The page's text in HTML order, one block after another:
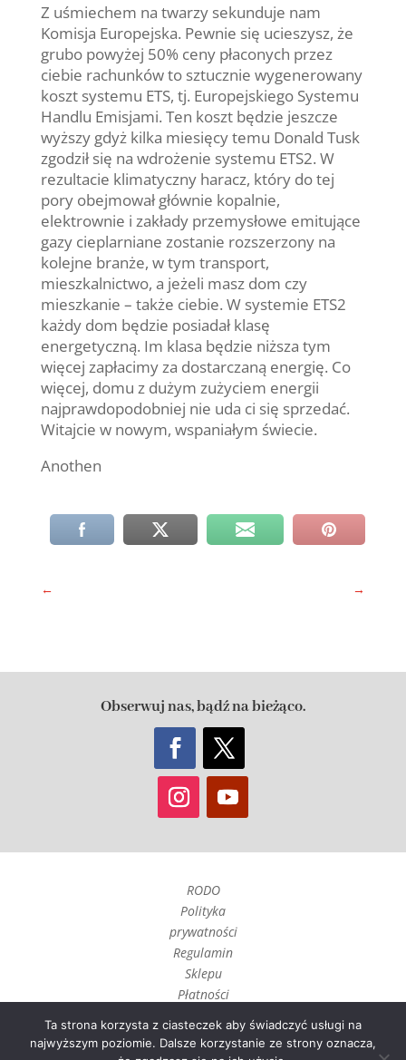
Z uśmiechem na twarzy sekunduje nam
Komisja Europejska. Pewnie się ucieszysz, że
grubo powyżej 50% ceny płaconych przez
ciebie rachunków to sztucznie wygenerowany
koszt systemu ETS, tj. Europejskiego Systemu
Handlu Emisjami. Ten koszt będzie jeszcze
wyższy gdyż kilka miesięcy temu Donald Tusk
zgodził się na wdrożenie systemu ETS2. W
rezultacie klimatyczny haracz, który do tej
pory obejmował głównie kopalnie,
elektrownie i zakłady przemysłowe emitujące
gazy cieplarniane zostanie rozszerzony na
kolejne branże, w tym transport,
mieszkalnictwo, a jeżeli masz dom czy
mieszkanie – także ciebie. W systemie ETS2
każdy dom będzie posiadał klasę
energetyczną. Im klasa będzie niższa tym
więcej zapłacimy za dostarczaną energię. Co
więcej, domu z dużym zużyciem energii
najprawdopodobniej nie uda ci się sprzedać.
Witajcie w nowym, wspaniałym świecie.
Anothen
← →
Obserwuj nas, bądź na bieżąco.
RODO
Polityka
prywatności
Regulamin
Sklepu
Płatności
i wysyłka
Zwroty, reklamacje i
Ta strona korzysta z ciasteczek aby świadczyć usługi na
najwyższym poziomie. Dalsze korzystanie ze strony oznacza,